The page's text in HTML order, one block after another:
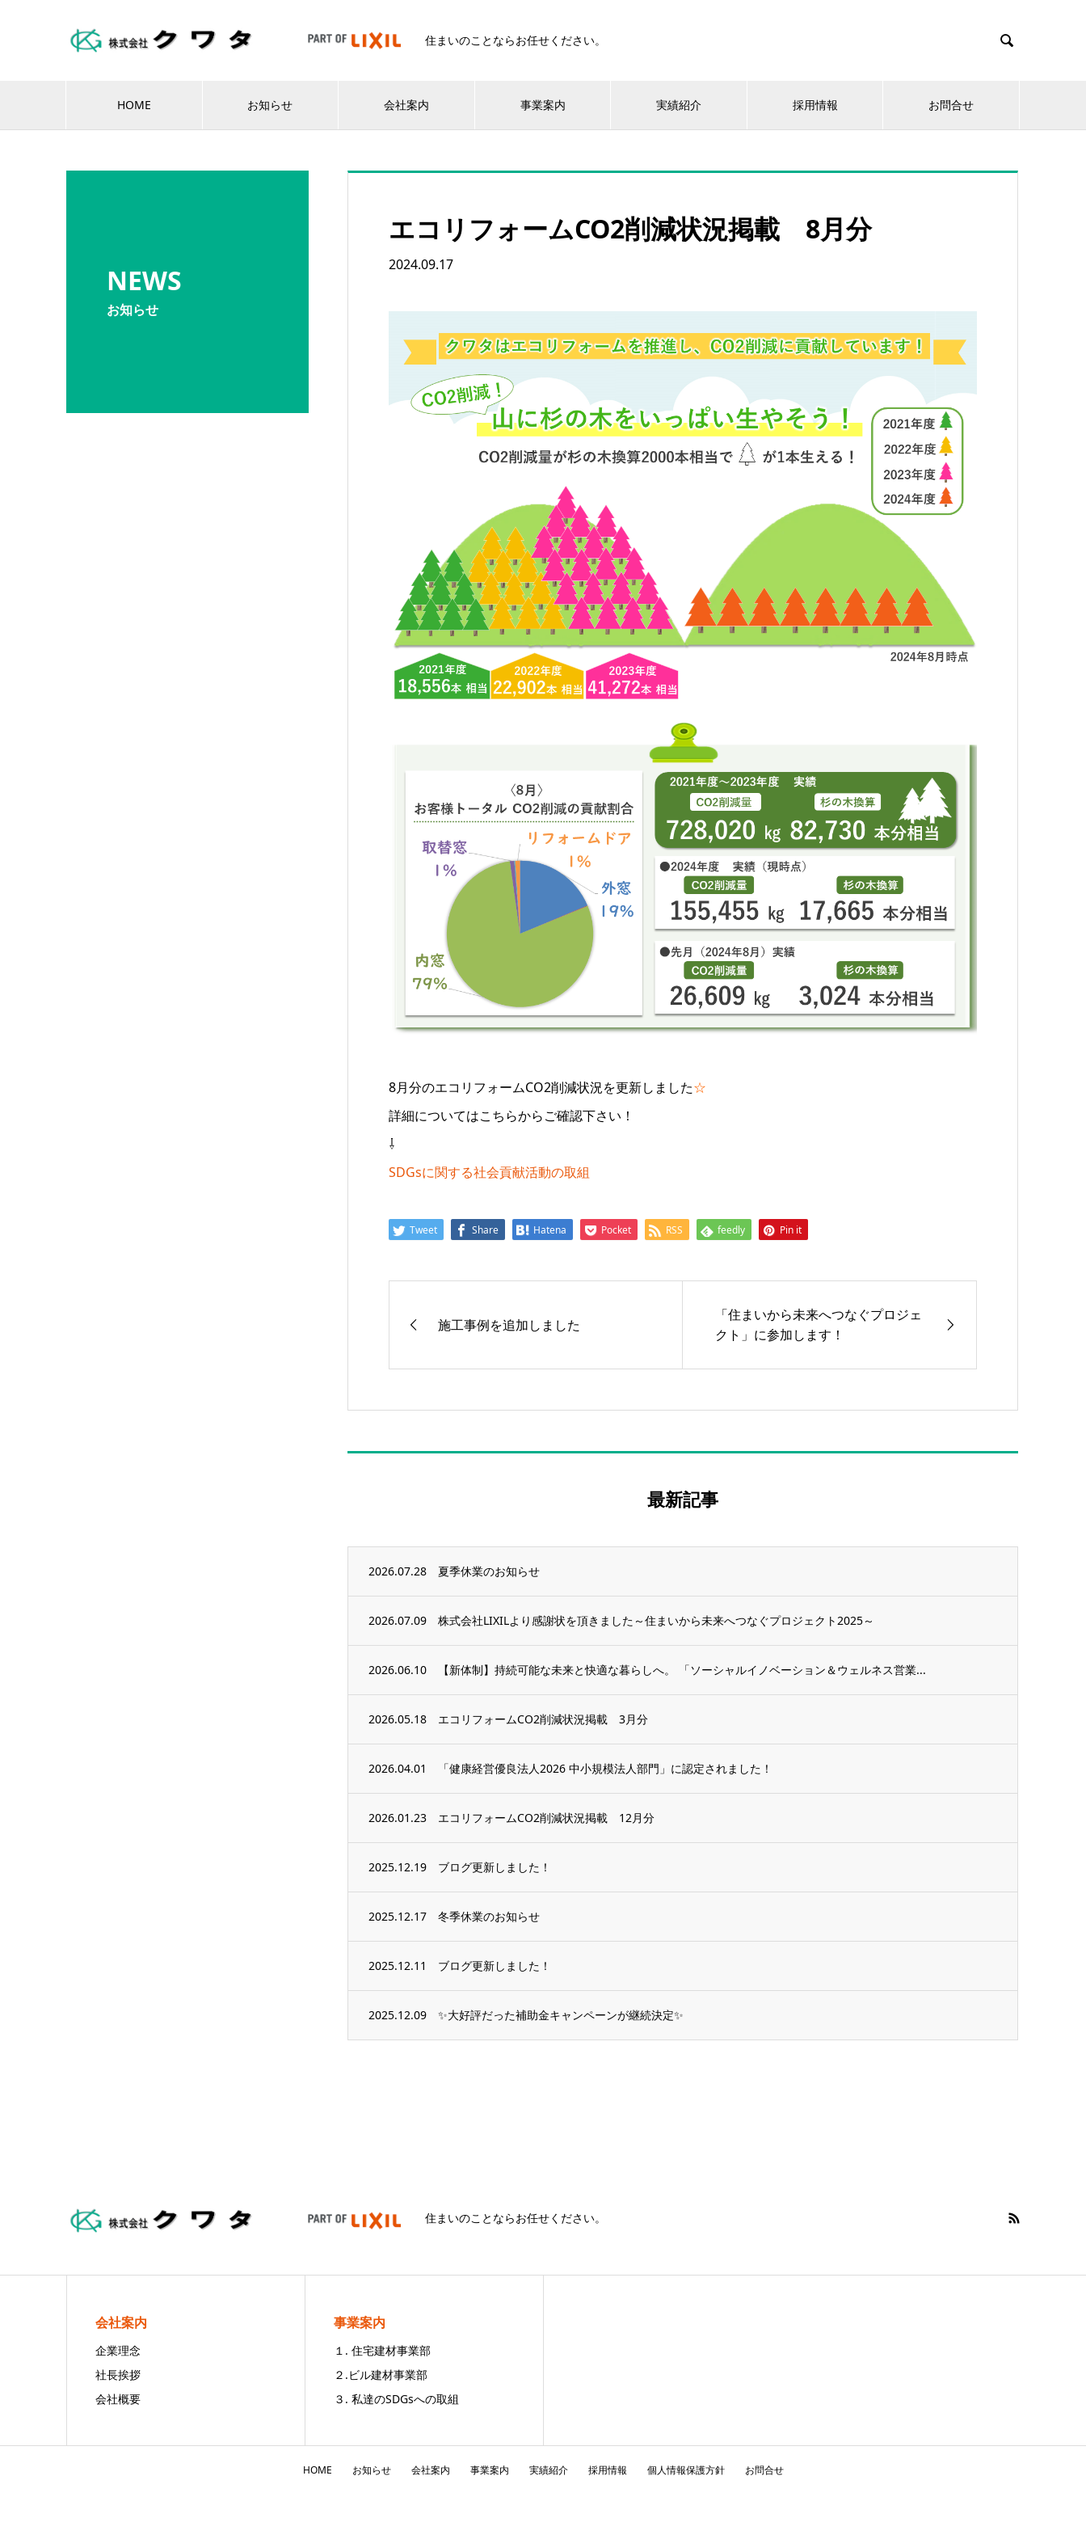
住まいのことならお任せください。 
HOME お知らせ 会社案内 事業案内 実績紹介 採用情報 お問合せ
NEWS
お知らせ
エコリフォームCO2削減状況掲載 8月分
2024.09.17
8月分のエコリフォームCO2削減状況を更新しました☆
詳細についてはこちらからご確認下さい！
⇩
SDGsに関する社会貢献活動の取組
Tweet Share Hatena Pocket RSS feedly Pin it
施工事例を追加しました
「住まいから未来へつなぐプロジェ
クト」に参加します！
最新記事
2026.07.28 夏季休業のお知らせ
2026.07.09 株式会社LIXILより感謝状を頂きました～住まいから未来へつなぐプロジェクト2025～
2026.06.10 【新体制】持続可能な未来と快適な暮らしへ。 「ソーシャルイノベーション＆ウェルネス営業...
2026.05.18 エコリフォームCO2削減状況掲載 3月分
2026.04.01 「健康経営優良法人2026 中小規模法人部門」に認定されました！
2026.01.23 エコリフォームCO2削減状況掲載 12月分
2025.12.19 ブログ更新しました！
2025.12.17 冬季休業のお知らせ
2025.12.11 ブログ更新しました！
2025.12.09 ✨大好評だった補助金キャンペーンが継続決定✨
住まいのことならお任せください。
会社案内
企業理念
社長挨拶
会社概要
事業案内
１. 住宅建材事業部
２.ビル建材事業部
３. 私達のSDGsへの取組
HOME お知らせ 会社案内 事業案内 実績紹介 採用情報 個人情報保護方針 お問合せ